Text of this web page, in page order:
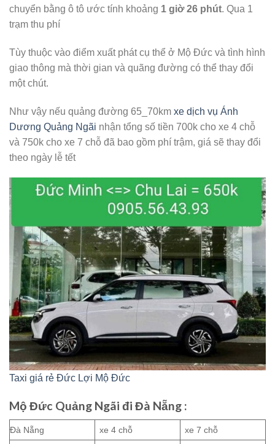
chuyển bằng ô tô ước tính khoảng 1 giờ 26 phút. Qua 1
trạm thu phí
Tùy thuộc vào điểm xuất phát cụ thể ở Mộ Đức và tình hình
giao thông mà thời gian và quãng đường có thể thay đổi
một chút.
Như vậy nếu quảng đường 65_70km xe dịch vụ Ánh
Dương Quảng Ngãi nhận tổng số tiền 700k cho xe 4 chỗ
và 750k cho xe 7 chỗ đã bao gồm phí trậm, giá sẽ thay đổi
theo ngày lễ tết
Taxi giá rẻ Đức Lợi Mộ Đức
Mộ Đức Quảng Ngãi đi Đà Nẵng :
Đà Nẵng xe 4 chỗ xe 7 chỗ